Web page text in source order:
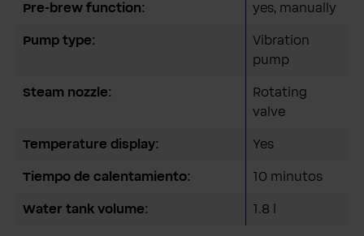
Pre-brew function: yes, manually
Pump type:
Vibration
pump
Steam nozzle:
Rotating
valve
Temperature display: Yes
Tiempo de calentamiento: 10 minutos
Water tank volume: 1.8 l